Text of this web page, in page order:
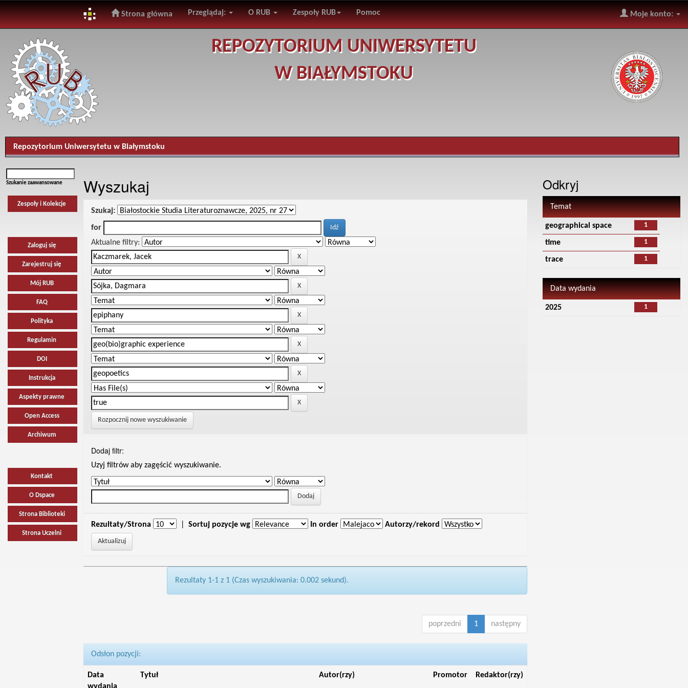
navigation
Strona główna Przeglądaj: O RUB Zespoły RUB Pomoc Moje konto:
REPOZYTORIUM UNIWERSYTETU
W BIAŁYMSTOKU
Repozytorium Uniwersytetu w Białymstoku
Szukanie zaawansowane
Zespoły i Kolekcje
Zaloguj się
Zarejestruj się
Mój RUB
FAQ
Polityka
Regulamin
DOI
Instrukcja
Aspekty prawne
Open Access
Archiwum
Kontakt
O Dspace
Strona Biblioteki
Strona Uczelni
Wyszukaj
Szukaj:
for
Aktualne filtry:
Rozpocznij nowe wyszukiwanie
Dodaj filtr:
Uzyj filtrów aby zagęścić wyszukiwanie.
Rezultaty/Strona Sortuj pozycje wg In order Autorzy/rekord
Rezultaty 1-1 z 1 (Czas wyszukiwania: 0.002 sekund).
poprzedni 1 następny
Odsłon pozycji:
Data
Tytuł Autor(rzy) Promotor Redaktor(rzy)
Odkryj
Temat
1
geographical space
1
time
1
trace
Data wydania
1
2025